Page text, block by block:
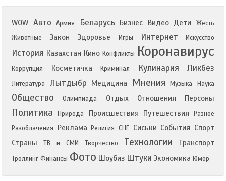
WOW Авто Армия Беларусь Бизнес Видео Дети
Жесть
Животные
Закон Здоровье Игры Интернет Искусство
История Казахстан Кино Конфликты Коронавирус
Коррупция Косметичка Криминал Кулинария Ликбез
Литература Лытдыбр Медицина Мнения Музыка Наука
Общество Олимпиада Отдых Отношения Персоны
Политика Природа Происшествия Путешествия
Разное
Разоблачения
Реклама Религия СНГ Сиськи События Спорт
Страны
ТВ и СМИ Творчество Технологии Транспорт
Троллинг Финансы Фото Шоубиз Штуки Экономика Юмор